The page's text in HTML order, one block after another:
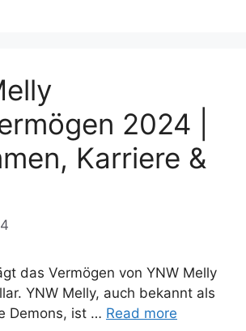
2024 |
Karriere &
das Vermögen von YNW Melly
YNW Melly, auch bekannt als
Demons, ist … Read more